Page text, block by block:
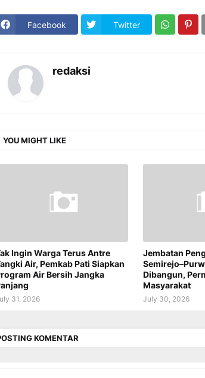
Facebook Twitter
redaksi
YOU MIGHT LIKE
Ingin Warga Terus Antre
Air, Pemkab Pati Siapkan
Air Bersih Jangka
31, 2026
Jembatan
Dibangun,
Masyarakat
July 30, 2026
KOMENTAR